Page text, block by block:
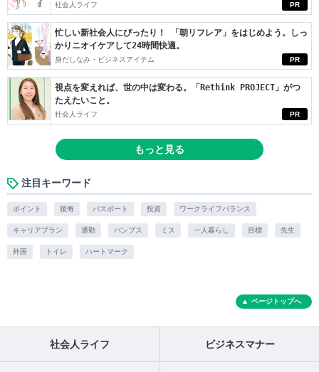
PR
社会人ライフ
PR
忙しい新社会人にぴったり！ 「朝リフレア」をはじめよう。しっ
かりニオイケアして24時間快適。
身だしなみ・ビジネスアイテム
PR
視点を変えれば、世の中は変わる。「Rethink PROJECT」がつ
たえたいこと。
社会人ライフ
もっと見る
注目キーワード
ポイント 後悔 パスポート 投資 ワークライフバランス
キャリアプラン 通勤 パンプス ミス 一人暮らし 目標 先生
外国 トイレ ハートマーク
ページトップへ
社会人ライフ ビジネスマナー